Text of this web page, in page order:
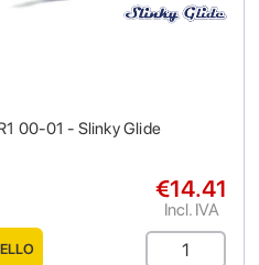
00-01 - Slinky Glide
€14.41
Incl. IVA